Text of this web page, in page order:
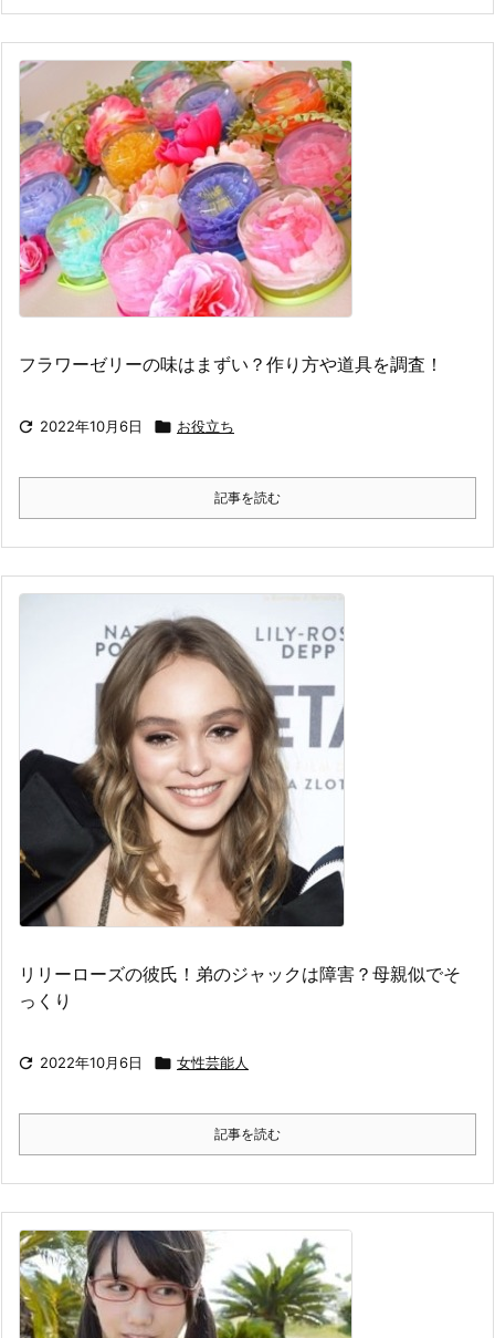
フラワーゼリーの味はまずい？作り方や道具を調査！
 2022年10月6日  お役立ち
記事を読む
リリーローズの彼氏！弟のジャックは障害？母親似でそ
っくり
 2022年10月6日  女性芸能人
記事を読む